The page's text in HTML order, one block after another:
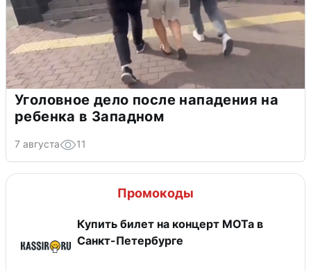
Уголовное дело после нападения на
ребенка в Западном
7 августа 11
Промокоды
Купить билет на концерт МОТа в
Санкт-Петербурге